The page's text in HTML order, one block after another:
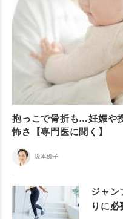
抱っこで骨折も…妊娠や
怖さ【専門医に聞く】
坂本優子
ジャン
りに必